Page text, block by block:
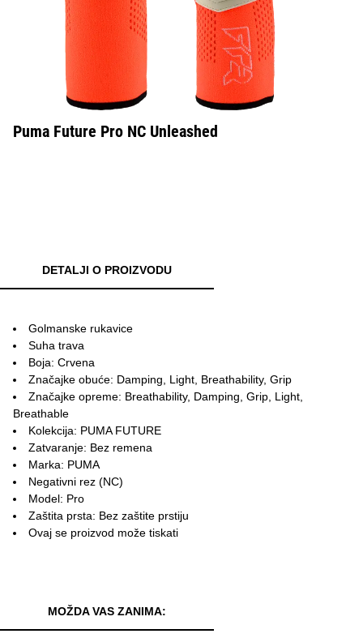
Puma Future Pro NC Unleashed
DETALJI O PROIZVODU
Golmanske rukavice
Suha trava
Boja: Crvena
Značajke obuće: Damping, Light, Breathability, Grip
Značajke opreme: Breathability, Damping, Grip, Light,
Breathable
Kolekcija: PUMA FUTURE
Zatvaranje: Bez remena
Marka: PUMA
Negativni rez (NC)
Model: Pro
Zaštita prsta: Bez zaštite prstiju
Ovaj se proizvod može tiskati
MOŽDA VAS ZANIMA: